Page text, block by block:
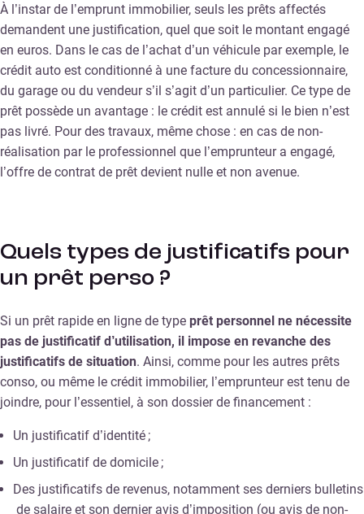
À l’instar de l’emprunt immobilier, seuls les prêts affectés
demandent une justification, quel que soit le montant engagé
en euros. Dans le cas de l’achat d’un véhicule par exemple, le
crédit auto est conditionné à une facture du concessionnaire,
du garage ou du vendeur s’il s’agit d’un particulier. Ce type de
prêt possède un avantage : le crédit est annulé si le bien n’est
pas livré. Pour des travaux, même chose : en cas de non-
réalisation par le professionnel que l’emprunteur a engagé,
l’offre de contrat de prêt devient nulle et non avenue.
Quels types de justificatifs pour
un prêt perso ?
Si un prêt rapide en ligne de type prêt personnel ne nécessite
pas de justificatif d’utilisation, il impose en revanche des
justificatifs de situation. Ainsi, comme pour les autres prêts
conso, ou même le crédit immobilier, l’emprunteur est tenu de
joindre, pour l’essentiel, à son dossier de financement :
Un justificatif d’identité ;
Un justificatif de domicile ;
Des justificatifs de revenus, notamment ses derniers bulletins
de salaire et son dernier avis d’imposition (ou avis de non-